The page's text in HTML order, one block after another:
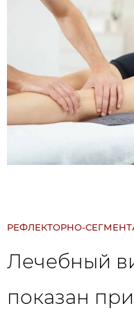
РЕФЛЕКТОРНО-
Лечебный
показан